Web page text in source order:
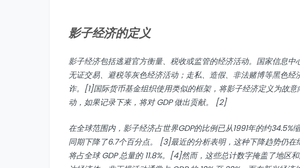
影子经济的定义
影子经济包括逃避官方衡量、税收或监管的经济活动。国家信息中
无证交易、避税等灰色经济活动；走私、造假、非法赌博等黑色经
诈。[1]国际货币基金组织使用类似的框架，将影子经济定义为故
动，如果记录下来，将对 GDP 做出贡献。 [2]
在全球范围内，影子经济占世界GDP的比例已从1991年的约34.5%
同期下降了6.7个百分点。 [3]最近的分析表明，这种下降趋势仍
将占全球 GDP 总量的 11.8%。[4]然而，这些总计数字掩盖了地区